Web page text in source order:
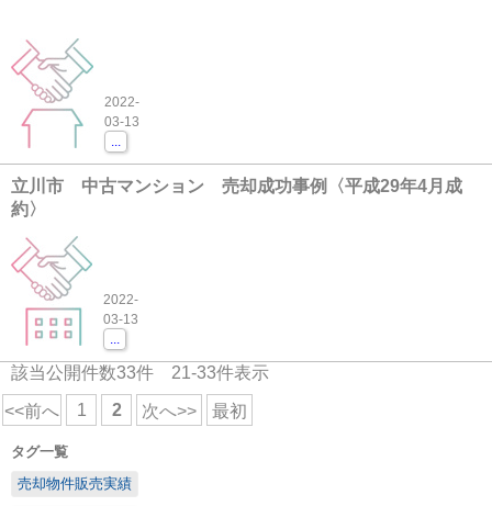
2022-
03-13
...
立川市 中古マンション 売却成功事例〈平成29年4月成
約〉
2022-
03-13
...
該当公開件数33件 21-33件表示
<<前へ 1 2 次へ>> 最初
タグ一覧
売却物件販売実績